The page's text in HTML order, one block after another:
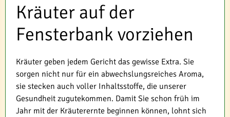
Kräuter auf der
Fensterbank vorziehen
Kräuter geben jedem Gericht das gewisse Extra. Sie
sorgen nicht nur für ein abwechslungsreiches Aroma,
sie stecken auch voller Inhaltsstoffe, die unserer
Gesundheit zugutekommen. Damit Sie schon früh im
Jahr mit der Kräuterernte beginnen können, lohnt sich